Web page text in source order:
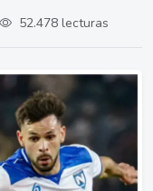
52.478 lecturas